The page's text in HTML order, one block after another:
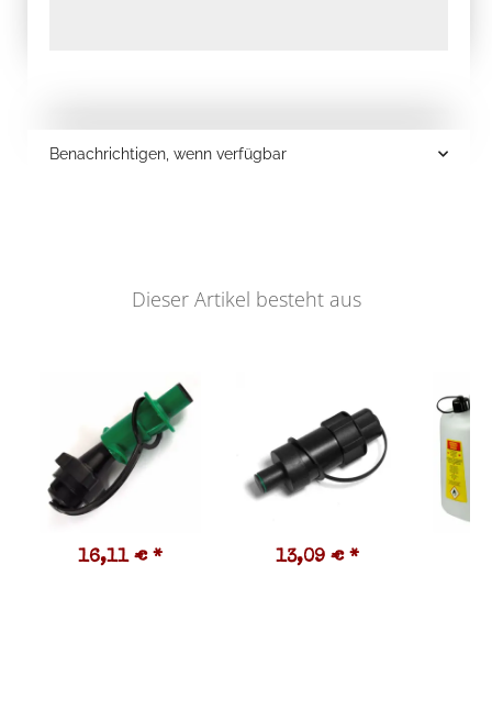
Benachrichtigen, wenn verfügbar
Dieser Artikel besteht aus
16,11 € * 13,09 € *